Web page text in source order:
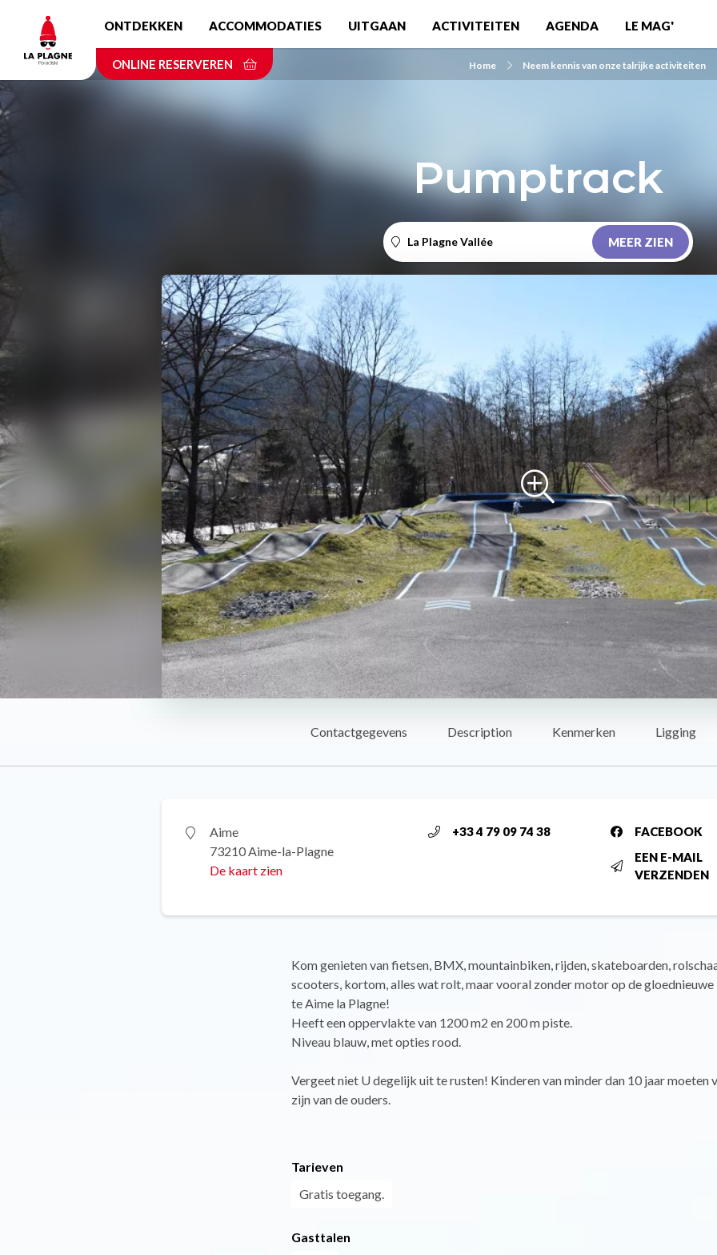
content
ONTDEKKEN ACCOMMODATIES UITGAAN ACTIVITEITEN AGENDA LE MAG'
ONLINE RESERVEREN Home Neem kennis van onze talrijke activiteiten
Pumptrack
La Plagne Vallée MEER ZIEN
Contactgegevens Description Kenmerken Ligging
Aime
73210 Aime-la-Plagne
De kaart zien
+33 4 79 09 74 38
FACEBOOK
EEN E-MAIL
VERZENDEN
Kom genieten van fietsen, BMX, mountainbiken, rijden, skateboarden,
scooters, kortom, alles wat rolt, maar vooral zonder motor op de gloednieuwe
te Aime la Plagne!
Heeft een oppervlakte van 1200 m2 en 200 m piste.
Niveau blauw, met opties rood.
Vergeet niet U degelijk uit te rusten! Kinderen van minder dan 10 jaar moeten
zijn van de ouders.
Tarieven
Gratis toegang.
Gasttalen